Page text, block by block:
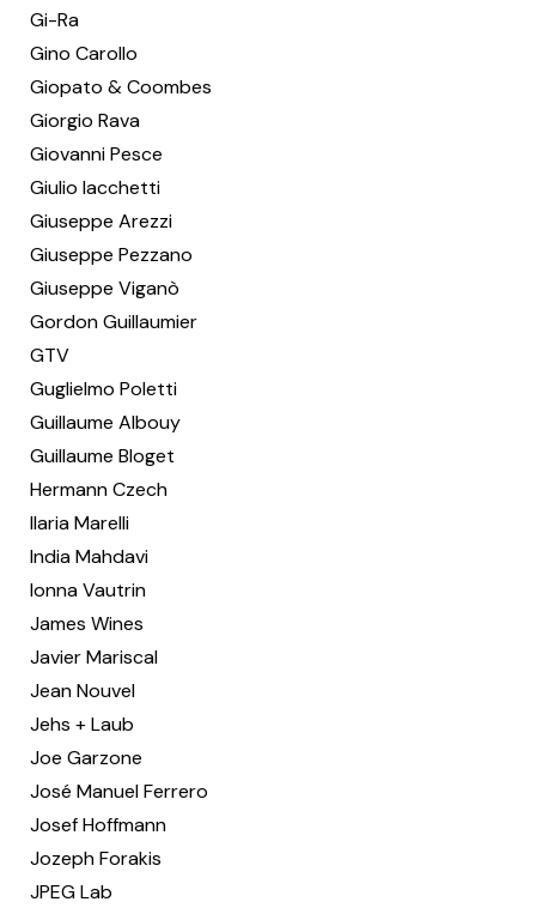
Gi-Ra
Gino Carollo
Giopato & Coombes
Giorgio Rava
Giovanni Pesce
Giulio Iacchetti
Giuseppe Arezzi
Giuseppe Pezzano
Giuseppe Viganò
Gordon Guillaumier
GTV
Guglielmo Poletti
Guillaume Albouy
Guillaume Bloget
Hermann Czech
Ilaria Marelli
India Mahdavi
Ionna Vautrin
James Wines
Javier Mariscal
Jean Nouvel
Jehs + Laub
Joe Garzone
José Manuel Ferrero
Josef Hoffmann
Jozeph Forakis
JPEG Lab